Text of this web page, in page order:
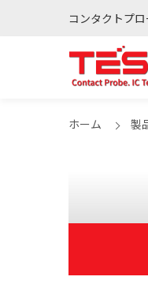
コンタクトプ
ホーム 製